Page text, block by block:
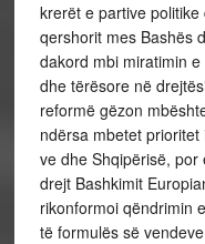
krerët e partive
qershorit mes Bashës
dakord mbi miratimin
dhe tërësore në
reformë gëzon
ndërsa mbetet
ve dhe Shqipërisë,
drejt Bashkimit
rikonformoi qëndrimin
të formulës së